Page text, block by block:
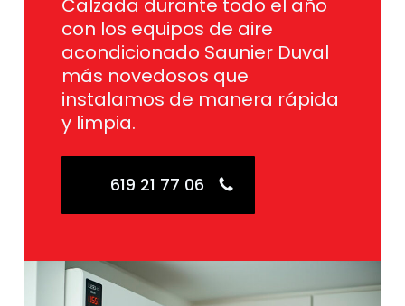
Calzada durante todo el año
con los equipos de aire
acondicionado Saunier Duval
más novedosos que
instalamos de manera rápida
y limpia.
619 21 77 06